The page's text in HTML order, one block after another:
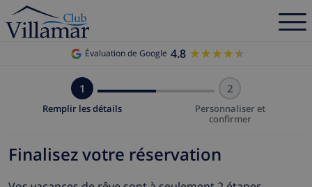
Évaluation de Google 4.8 ★★★★★
★★★★★
1
Remplir les détails
2
Personnaliser et
confirmer
Finalisez votre réservation